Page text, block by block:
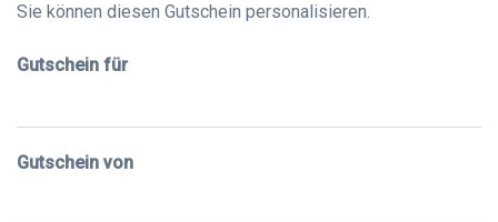
Sie können diesen Gutschein personalisieren.
Gutschein für
Gutschein von